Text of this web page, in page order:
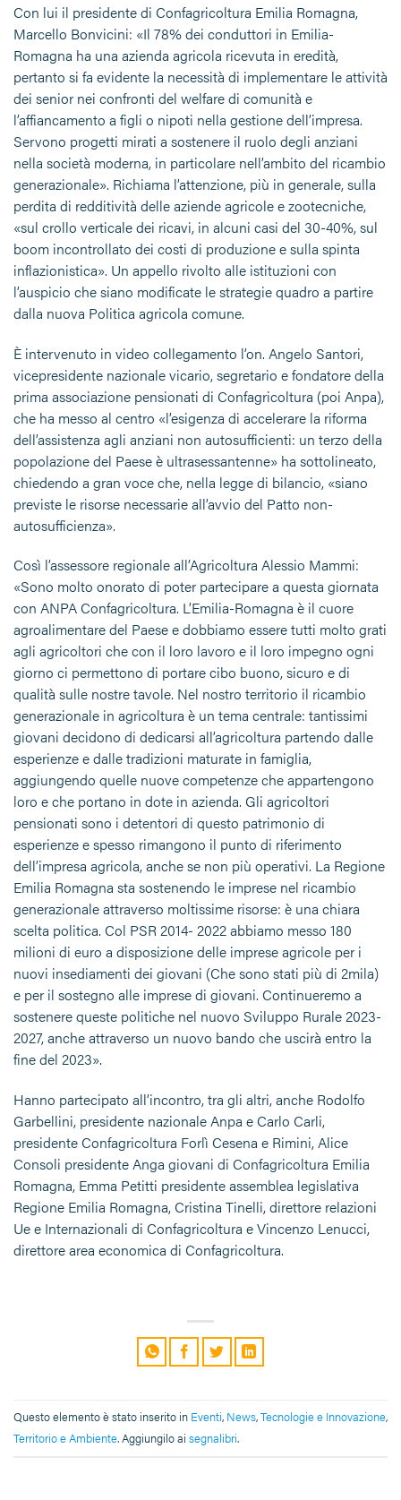
Con lui il presidente di Confagricoltura Emilia Romagna,
Marcello Bonvicini: «Il 78% dei conduttori in Emilia-
Romagna ha una azienda agricola ricevuta in eredità,
pertanto si fa evidente la necessità di implementare le attività
dei senior nei confronti del welfare di comunità e
l’affiancamento a figli o nipoti nella gestione dell’impresa.
Servono progetti mirati a sostenere il ruolo degli anziani
nella società moderna, in particolare nell’ambito del ricambio
generazionale». Richiama l’attenzione, più in generale, sulla
perdita di redditività delle aziende agricole e zootecniche,
«sul crollo verticale dei ricavi, in alcuni casi del 30-40%, sul
boom incontrollato dei costi di produzione e sulla spinta
inflazionistica». Un appello rivolto alle istituzioni con
l’auspicio che siano modificate le strategie quadro a partire
dalla nuova Politica agricola comune.
È intervenuto in video collegamento l’on. Angelo Santori,
vicepresidente nazionale vicario, segretario e fondatore della
prima associazione pensionati di Confagricoltura (poi Anpa),
che ha messo al centro «l’esigenza di accelerare la riforma
dell’assistenza agli anziani non autosufficienti: un terzo della
popolazione del Paese è ultrasessantenne» ha sottolineato,
chiedendo a gran voce che, nella legge di bilancio, «siano
previste le risorse necessarie all’avvio del Patto non-
autosufficienza».
Così l’assessore regionale all’Agricoltura Alessio Mammi:
«Sono molto onorato di poter partecipare a questa giornata
con ANPA Confagricoltura. L’Emilia-Romagna è il cuore
agroalimentare del Paese e dobbiamo essere tutti molto grati
agli agricoltori che con il loro lavoro e il loro impegno ogni
giorno ci permettono di portare cibo buono, sicuro e di
qualità sulle nostre tavole. Nel nostro territorio il ricambio
generazionale in agricoltura è un tema centrale: tantissimi
giovani decidono di dedicarsi all’agricoltura partendo dalle
esperienze e dalle tradizioni maturate in famiglia,
aggiungendo quelle nuove competenze che appartengono
loro e che portano in dote in azienda. Gli agricoltori
pensionati sono i detentori di questo patrimonio di
esperienze e spesso rimangono il punto di riferimento
dell’impresa agricola, anche se non più operativi. La Regione
Emilia Romagna sta sostenendo le imprese nel ricambio
generazionale attraverso moltissime risorse: è una chiara
scelta politica. Col PSR 2014- 2022 abbiamo messo 180
milioni di euro a disposizione delle imprese agricole per i
nuovi insediamenti dei giovani (Che sono stati più di 2mila)
e per il sostegno alle imprese di giovani. Continueremo a
sostenere queste politiche nel nuovo Sviluppo Rurale 2023-
2027, anche attraverso un nuovo bando che uscirà entro la
fine del 2023».
Hanno partecipato all’incontro, tra gli altri, anche Rodolfo
Garbellini, presidente nazionale Anpa e Carlo Carli,
presidente Confagricoltura Forlì Cesena e Rimini, Alice
Consoli presidente Anga giovani di Confagricoltura Emilia
Romagna, Emma Petitti presidente assemblea legislativa
Regione Emilia Romagna, Cristina Tinelli, direttore relazioni
Ue e Internazionali di Confagricoltura e Vincenzo Lenucci,
direttore area economica di Confagricoltura.
Questo elemento è stato inserito in Eventi, News,Tecnologie e Innovazione,
Territorio e Ambiente. Aggiungilo ai segnalibri.